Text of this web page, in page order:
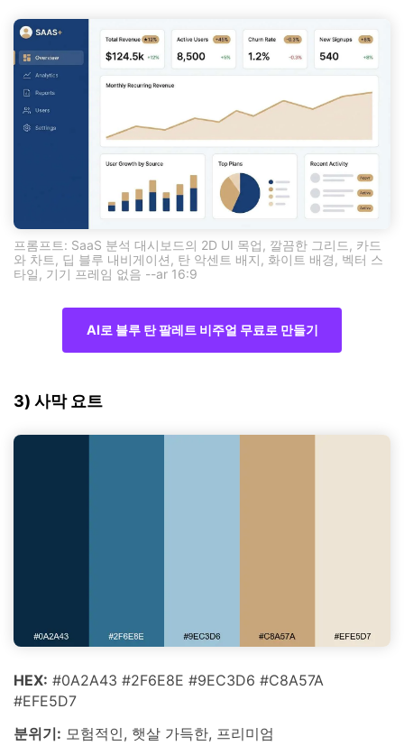
프롬프트: SaaS 분석 대시보드의 2D UI 목업, 깔끔한 그리드, 카드
와 차트, 딥 블루 내비게이션, 탄 악센트 배지, 화이트 배경, 벡터 스
타일, 기기 프레임 없음 --ar 16:9
AI로 블루 탄 팔레트 비주얼 무료로 만들기
3) 사막 요트
HEX: #0A2A43 #2F6E8E #9EC3D6 #C8A57A
#EFE5D7
분위기: 모험적인, 햇살 가득한, 프리미엄